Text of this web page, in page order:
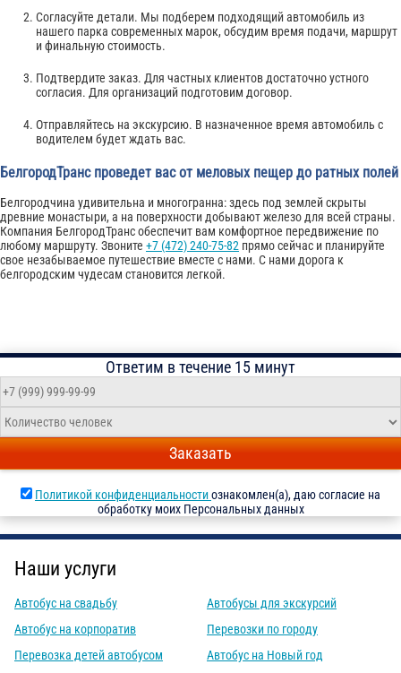
Согласуйте детали. Мы подберем подходящий автомобиль из
нашего парка современных марок, обсудим время подачи, маршрут
и финальную стоимость.
Подтвердите заказ. Для частных клиентов достаточно устного
согласия. Для организаций подготовим договор.
Отправляйтесь на экскурсию. В назначенное время автомобиль с
водителем будет ждать вас.
БелгородТранс проведет вас от меловых пещер до ратных полей
Белгородчина удивительна и многогранна: здесь под землей скрыты
древние монастыри, а на поверхности добывают железо для всей страны.
Компания БелгородТранс обеспечит вам комфортное передвижение по
любому маршруту. Звоните +7 (472) 240-75-82 прямо сейчас и планируйте
свое незабываемое путешествие вместе с нами. С нами дорога к
белгородским чудесам становится легкой.
Ответим в течение 15 минут
Заказать
Политикой конфиденциальностиознакомлен(а), даю согласие на
обработку моих Персональных данных
Наши услуги
Автобус на свадьбу
Автобус на корпоратив
Перевозка детей автобусом
Автобусы для экскурсий
Перевозки по городу
Автобус на Новый год